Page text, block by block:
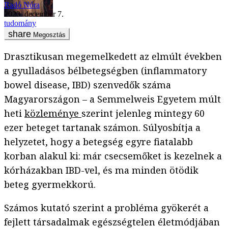
Radó Nóra
2023. december 7.
tudomány
Megosztás
Drasztikusan megemelkedett az elmúlt években
a gyulladásos bélbetegségben (inflammatory
bowel disease, IBD) szenvedők száma
Magyarországon – a Semmelweis Egyetem múlt
heti közleménye szerint jelenleg mintegy 60
ezer beteget tartanak számon. Súlyosbítja a
helyzetet, hogy a betegség egyre fiatalabb
korban alakul ki: már csecsemőket is kezelnek a
kórházakban IBD-vel, és ma minden ötödik
beteg gyermekkorú.
Számos kutató szerint a probléma gyökerét a
fejlett társadalmak egészségtelen életmódjában